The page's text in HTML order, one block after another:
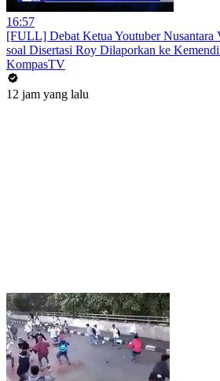
16:57
[FULL] Debat Ketua Youtuber Nusantara
soal Disertasi Roy Dilaporkan ke
KompasTV
12 jam yang lalu